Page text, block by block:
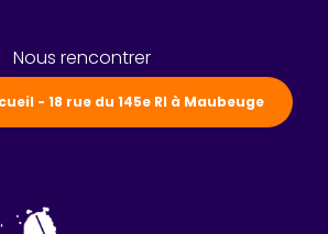
Nous rencontrer
- 18 rue du 145e RI à Maubeuge